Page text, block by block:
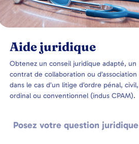
Aide juridique
Obtenez un conseil juridique adapté, un
contrat de collaboration ou d’association
dans le cas d’un litige d’ordre pénal, civil,
ordinal ou conventionnel (indus CPAM).
Posez votre question juridique